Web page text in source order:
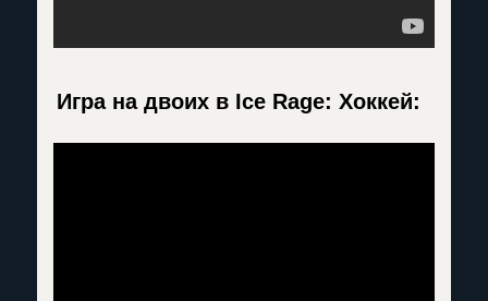
Игра на двоих в Ice Rage: Хоккей: